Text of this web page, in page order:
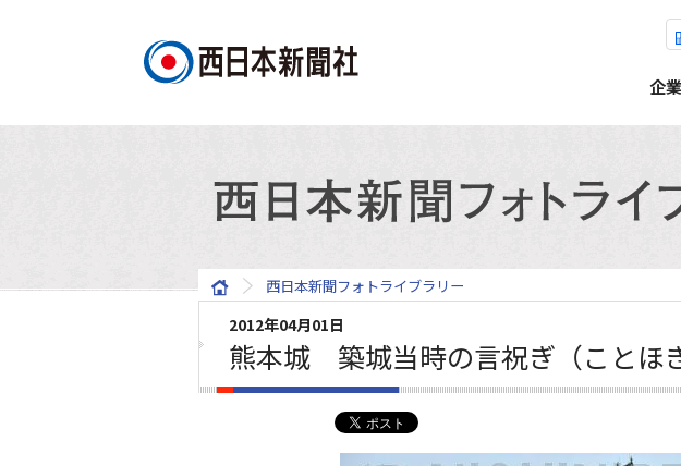
企
西日本新聞フォトライブラリー
2012年04月01日
熊本城 築城当時の言祝ぎ（ことほ